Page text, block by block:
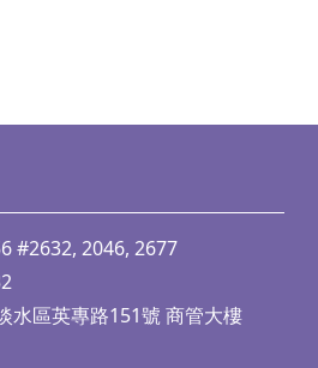
#2632, 2046, 2677
水區英專路151號 商管大樓